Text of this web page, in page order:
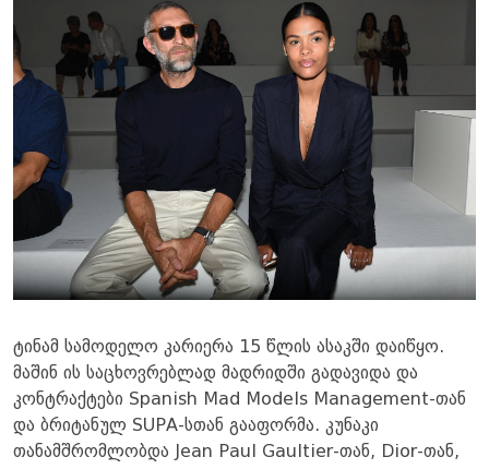
ტინამ სამოდელო კარიერა 15 წლის ასაკში დაიწყო.
მაშინ ის საცხოვრებლად მადრიდში გადავიდა და
კონტრაქტები Spanish Mad Models Management-თან
და ბრიტანულ SUPA-სთან გააფორმა. კუნაკი
თანამშრომლობდა Jean Paul Gaultier-თან, Dior-თან,